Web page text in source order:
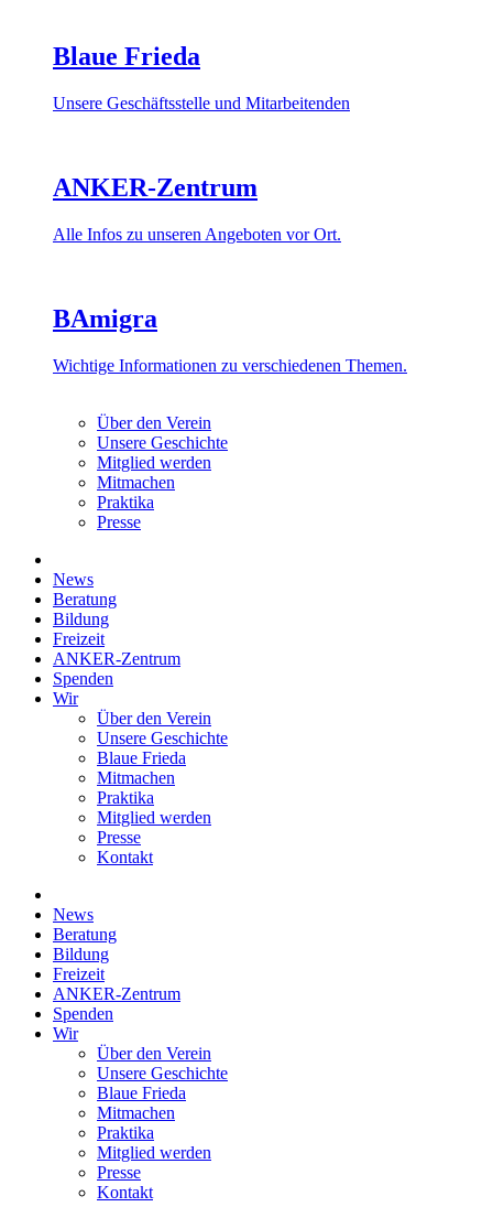
Blaue Frieda
Unsere Geschäftsstelle und Mitarbeitenden
ANKER-Zentrum
Alle Infos zu unseren Angeboten vor Ort.
BAmigra
Wichtige Informationen zu verschiedenen Themen.
Über den Verein
Unsere Geschichte
Mitglied werden
Mitmachen
Praktika
Presse
News
Beratung
Bildung
Freizeit
ANKER-Zentrum
Spenden
Wir
Über den Verein
Unsere Geschichte
Blaue Frieda
Mitmachen
Praktika
Mitglied werden
Presse
Kontakt
News
Beratung
Bildung
Freizeit
ANKER-Zentrum
Spenden
Wir
Über den Verein
Unsere Geschichte
Blaue Frieda
Mitmachen
Praktika
Mitglied werden
Presse
Kontakt